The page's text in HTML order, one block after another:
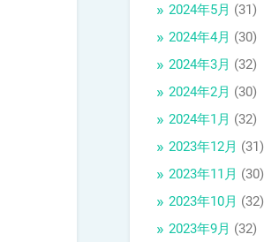
2024年5月 (31)
2024年4月 (30)
2024年3月 (32)
2024年2月 (30)
2024年1月 (32)
2023年12月 (31)
2023年11月 (30)
2023年10月 (32)
2023年9月 (32)